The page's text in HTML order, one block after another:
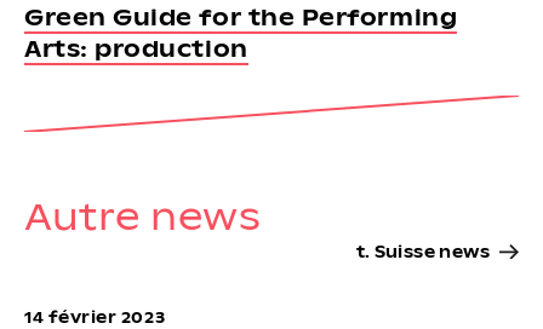
Green Guide for the Performing
Arts: production
Autre news
t. Suisse news
14 février 2023